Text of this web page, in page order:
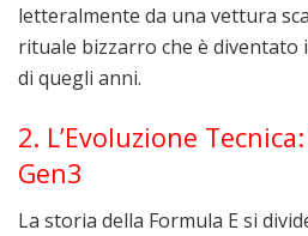
letteralmente da una vettura
rituale bizzarro che è
di quegli anni.
2. L’Evoluzione
Gen3
La storia della Formula E si